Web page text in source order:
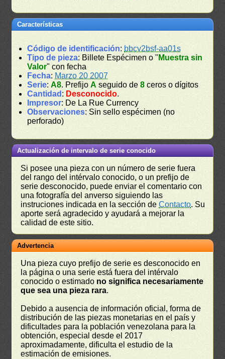
Características
Código de identificación: bbcv2bsf-aa01s
Tipo de pieza: Billete Espécimen o " Muestra sin
Valor" con fecha
Fecha: Marzo 20 2007
Serie: A8. PrefijoA seguido de8 ceros o dígitos
Cantidad : Desconocido.
Impresor: De La Rue Currency
Observaciones: Sin sello espécimen (no
perforado)
Actualización de intervalo de serie conocido
Si posee una pieza con un número de serie fuera
del rango del intérvalo conocido, o un prefijo de
serie desconocido, puede enviar el comentario con
una fotografía del anverso siguiendo las
instruciones indicada en la sección deContacto. Su
aporte será agradecido y ayudará a mejorar la
calidad de este sitio.
Advertencia
Una pieza cuyo prefijo de serie es desconocido en
la página o una serie está fuera del intérvalo
conocido o estimado no significa necesariamente
que sea una pieza rara.
Debido a ausencia de información oficial, forma de
distribución de las piezas monetarias en el país y
dificultades para la población venezolana para la
obtención, especial desde el 2017
aproximadamente, dificulta el estudio de la
estimación de emisiones.